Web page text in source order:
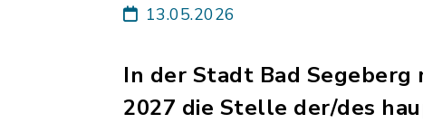
13.05.2026
In der Stadt Bad Segeberg
2027 die Stelle der/des